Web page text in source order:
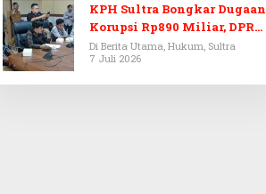
KPH Sultra Bongkar Dugaan
Korupsi Rp890 Miliar, DPRD
Sultra Gelar RDP
Di Berita Utama, Hukum, Sultra
7 Juli 2026